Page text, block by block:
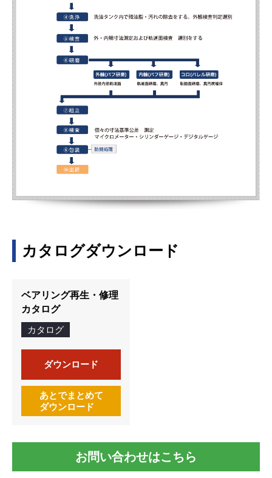
カタログダウンロード
ベアリング再生・修理
カタログ
カタログ
ダウンロード
あとでまとめて
ダウンロード
お問い合わせはこちら